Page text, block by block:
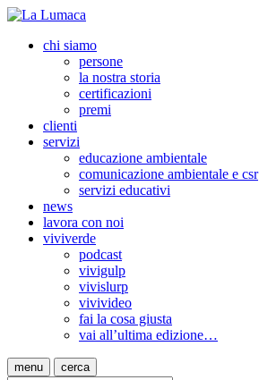
chi siamo
persone
la nostra storia
certificazioni
premi
clienti
servizi
educazione ambientale
comunicazione ambientale e csr
servizi educativi
news
lavora con noi
viviverde
podcast
vivigulp
vivislurp
vivivideo
fai la cosa giusta
vai all’ultima edizione…
menu cerca